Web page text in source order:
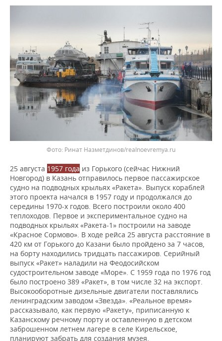
Ринат Назметдинов/realnoevremya.ru
25 августа 1957 года из Горького (сейчас Нижний
Новгород) в Казань отправилось первое пассажирское
судно на подводных крыльях «Ракета». Выпуск кораблей
этого проекта начался в 1957 году и продолжался до
середины 1970-х годов. Всего построили около 400
теплоходов. Первое и экспериментальное судно на
подводных крыльях «Ракета-1» построили на заводе
«Красное Сормово». В ходе рейса 25 августа расстояние в
420 км от Горького до Казани было пройдено за 7 часов,
на борту находились тридцать пассажиров. Серийный
выпуск «Ракет» наладили на Феодосийском
судостроительном заводе «Море». С 1959 года по 1976 год
было построено 389 «Ракет», в том числе 32 на экспорт.
Высокооборотные дизельные двигатели поставлялись
ленинградским заводом «Звезда». «Реальное время»
рассказывало, как первую «Ракету», приписанную к
Казанскому речному порту и оставленную в детском
заброшенном летнем лагере в селе Кирельское,
планируют забрать для создания музея.